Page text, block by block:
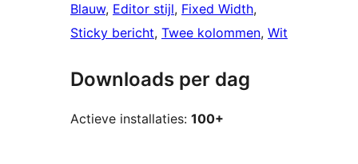
Blauw, Editor stijl, Fixed Width
Sticky bericht, Twee kolommen, Wit
Downloads per dag
Actieve installaties: 100+